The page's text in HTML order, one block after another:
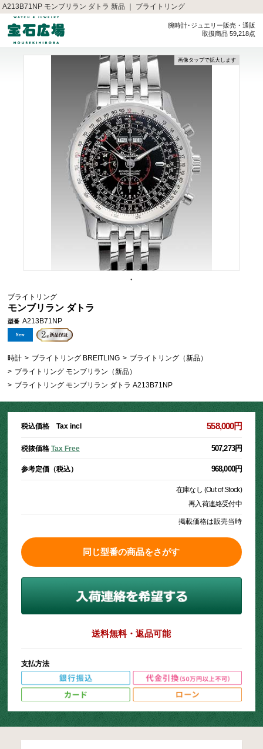
A213B71NP モンブリラン ダトラ 新品 ｜ ブライトリング
腕時計･ジュエリー販売・通販
取扱商品 59,218点
画像タップで拡大します
ブライトリング
モンブリラン ダトラ
型番 A213B71NP
時計 > ブライトリング BREITLING > ブライトリング（新品）
> ブライトリング モンブリラン（新品）
> ブライトリング モンブリラン ダトラ A213B71NP
税込価格 Tax incl 558,000円
税抜価格 Tax Free 507,273円
参考定価（税込） 968,000円
在庫なし (Out of Stock)
再入荷連絡受付中
掲載価格は販売当時
同じ型番の商品をさがす
送料無料・返品可能
支払方法